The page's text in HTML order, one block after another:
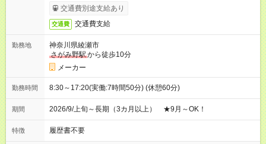
交通費別途支給あり
交通費 交通費支給
勤務地
神奈川県綾瀬市
さがみ野駅から徒歩10分
メーカー
勤務時間 8:30～17:20(実働:7時間50分) (休憩60分)
期間 2026/9/上旬～長期（3カ月以上） ★9月～OK！
特徴 履歴書不要